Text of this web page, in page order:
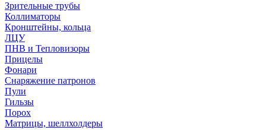
Зрительные трубы
Коллиматоры
Кронштейны, кольца
ЛЦУ
ПНВ и Тепловизоры
Прицелы
Фонари
Снаряжение патронов
Пули
Гильзы
Порох
Матрицы, шеллхолдеры